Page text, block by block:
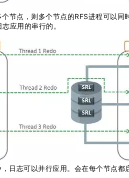
节点，则多个节点的RFS进程可以
应用的串行的。
日志可以并行应用。会在每个节点都